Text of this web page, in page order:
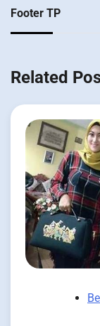
Footer TP
Related